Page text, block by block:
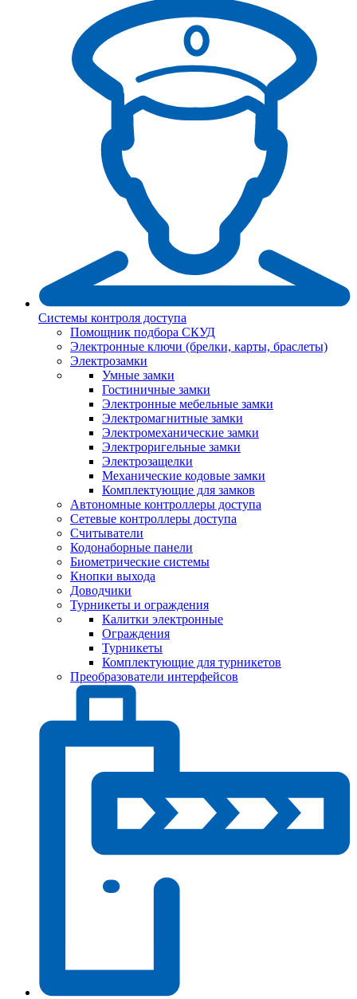
Системы контроля доступа
Помощник подбора СКУД
Электронные ключи (брелки, карты, браслеты)
Электрозамки
Умные замки
Гостиничные замки
Электронные мебельные замки
Электромагнитные замки
Электромеханические замки
Электроригельные замки
Электрозащелки
Механические кодовые замки
Комплектующие для замков
Автономные контроллеры доступа
Сетевые контроллеры доступа
Считыватели
Кодонаборные панели
Биометрические системы
Кнопки выхода
Доводчики
Турникеты и ограждения
Калитки электронные
Ограждения
Турникеты
Комплектующие для турникетов
Преобразователи интерфейсов